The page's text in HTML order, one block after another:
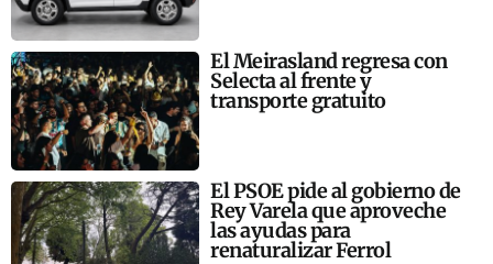
El Meirasland regresa con
Selecta al frente y
transporte gratuito
El PSOE pide al gobierno de
Rey Varela que aproveche
las ayudas para
renaturalizar Ferrol